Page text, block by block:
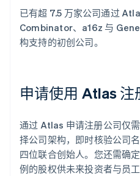
已有超 7.5 万家公司通过
Combinator、a16z 与
构支持的初创公司。
申请使用 Atlas 注
通过 Atlas 申请注册公司仅
择公司架构，即时核验公司
四位联合创始人。您还需确
例的股权供未来投资者与员